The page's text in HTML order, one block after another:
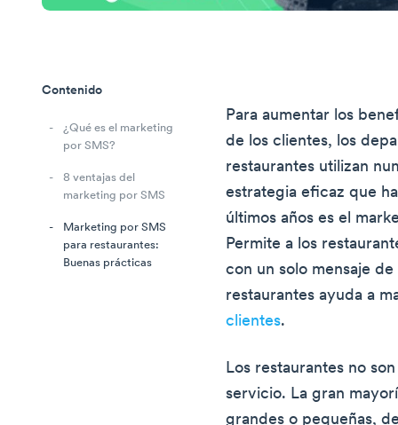
Contenido
¿Qué es el marketing
por SMS?
8 ventajas del
marketing por SMS
Marketing por SMS
para restaurantes:
Buenas prácticas
Para aumentar los
de los clientes, los
restaurantes utilizan
estrategia eficaz que
últimos años es el
Permite a los
con un solo mensaje
restaurantes ayuda a
clientes.
Los restaurantes no
servicio. La gran
grandes o pequeñas,